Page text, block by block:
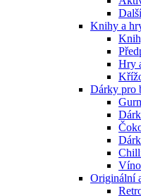
Knihy a
Hry
Dárky pro
Originální